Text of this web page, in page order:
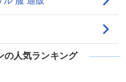
の人気ランキング